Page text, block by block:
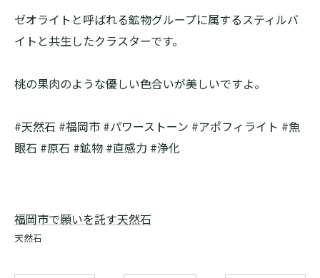
ゼオライトと呼ばれる鉱物グループに属するスティルバ
イトと共生したクラスターです。
桃の果肉のような優しい色合いが美しいですよ。
#天然石 #福岡市 #パワーストーン #アポフィライト #魚
眼石 #原石 #鉱物 #直感力 #浄化
福岡市で願いを託す天然石
天然石